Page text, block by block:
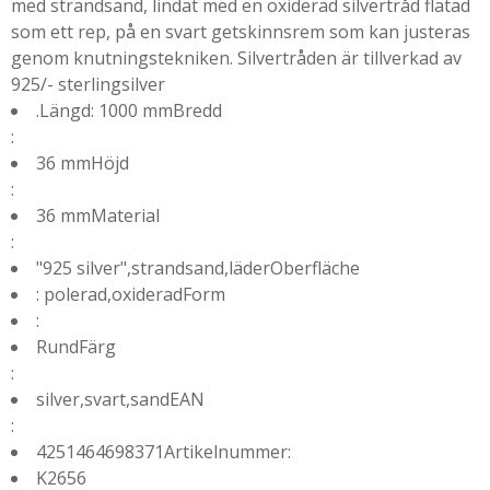
med strandsand, lindat med en oxiderad silvertråd flätad
som ett rep, på en svart getskinnsrem som kan justeras
genom knutningstekniken. Silvertråden är tillverkad av
925/- sterlingsilver
.Längd: 1000 mmBredd
:
36 mmHöjd
:
36 mmMaterial
:
"925 silver",strandsand,läderOberfläche
: polerad,oxideradForm
:
RundFärg
:
silver,svart,sandEAN
:
4251464698371Artikelnummer:
K2656